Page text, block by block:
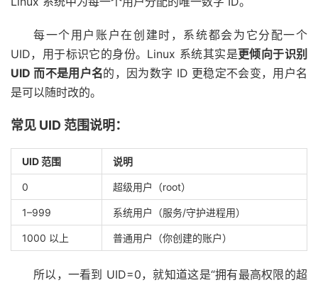
每一个用户账户在创建时，系统都会为它分配一个
UID，用于标识它的身份。Linux 系统其实是更倾向于识别
UID 而不是用户名的，因为数字 ID 更稳定不会变，用户名
是可以随时改的。
常见 UID 范围说明：
UID 范围 说明
0 超级用户（root）
1–999 系统用户（服务/守护进程用）
1000 以上 普通用户（你创建的账户）
所以，一看到 UID=0，就知道这是“拥有最高权限的超